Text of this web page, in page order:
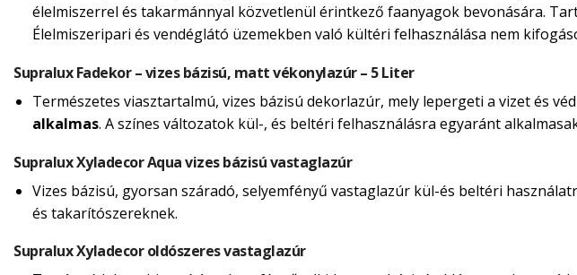
élelmiszerrel és takarmánnyal közvetlenül érintkező faanyagok bevonására.
Élelmiszeripari és vendéglátó üzemekben való kültéri felhasználása nem
Supralux Fadekor – vizes bázisú, matt vékonylazúr – 5 Liter
Természetes viasztartalmú, vizes bázisú dekorlazúr, mely lepergeti a vizet és
alkalmas. A színes változatok kül-, és beltéri felhasználásra egyaránt
Supralux Xyladecor Aqua vizes bázisú vastaglazúr
Vizes bázisú, gyorsan száradó, selyemfényű vastaglazúr kül-és beltéri
és takarítószereknek.
Supralux Xyladecor oldószeres vastaglazúr